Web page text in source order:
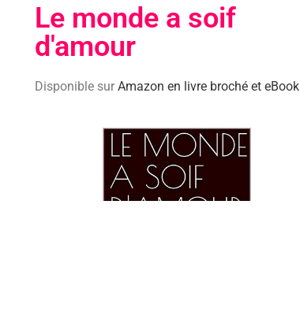
Le monde a soif
d'amour
Disponible sur Amazon en livre broché et eBook